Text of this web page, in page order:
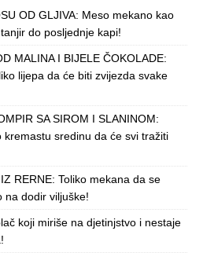
OD GLJIVA: Meso mekano kao
do posljednje kapi!
MALINA I BIJELE ČOKOLADE:
lijepa da će biti zvijezda svake
SA SIROM I SLANINOM:
kremastu sredinu da će svi tražiti
RERNE: Toliko mekana da se
na dodir viljuške!
koji miriše na djetinjstvo i nestaje